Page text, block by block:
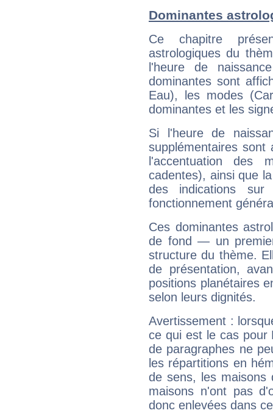
Dominantes
Ce chapitre
astrologiques du
l'heure de
dominantes sont
Eau), les modes
dominantes et les
Si l'heure de
supplémentaires sont
l'accentuation des
cadentes), ainsi que
des indications sur
fonctionnement
Ces dominantes
de fond — un
structure du thème.
de présentation,
positions planétaires
selon leurs dignités.
Avertissement :
ce qui est le cas pour
de paragraphes ne
les répartitions en
de sens, les maisons
maisons n'ont pas
donc enlevées dans